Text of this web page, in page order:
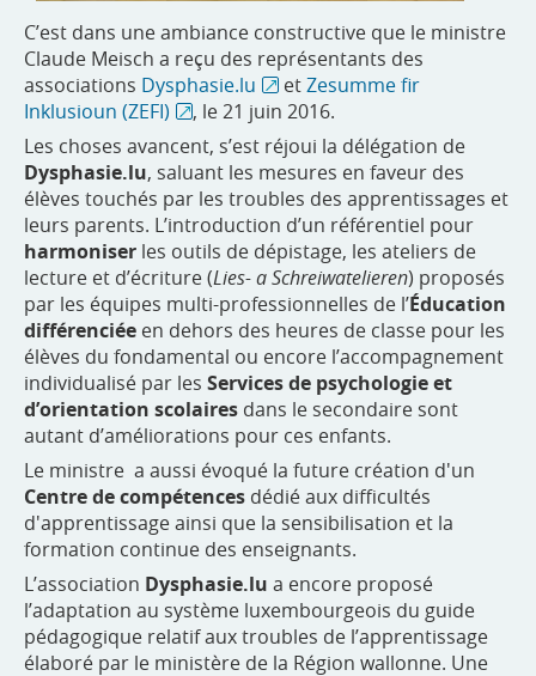
C’est dans une ambiance constructive que le ministre
Claude Meisch a reçu des représentants des
associations Dysphasie.lu etZesumme fir
Inklusioun (ZEFI)
, le 21 juin 2016.
Les choses avancent, s’est réjoui la délégation de
Dysphasie.lu, saluant les mesures en faveur des
élèves touchés par les troubles des apprentissages et
leurs parents. L’introduction d’un référentiel pour
harmoniser les outils de dépistage, les ateliers de
lecture et d’écriture (Lies- a Schreiwatelieren) proposés
par les équipes multi-professionnelles de l’Éducation
différenciée en dehors des heures de classe pour les
élèves du fondamental ou encore l’accompagnement
individualisé par les Services de psychologie et
d’orientation scolaires dans le secondaire sont
autant d’améliorations pour ces enfants.
Le ministre a aussi évoqué la future création d'un
Centre de compétences dédié aux difficultés
d'apprentissage ainsi que la sensibilisation et la
formation continue des enseignants.
L’association Dysphasie.lu a encore proposé
l’adaptation au système luxembourgeois du guide
pédagogique relatif aux troubles de l’apprentissage
élaboré par le ministère de la Région wallonne. Une